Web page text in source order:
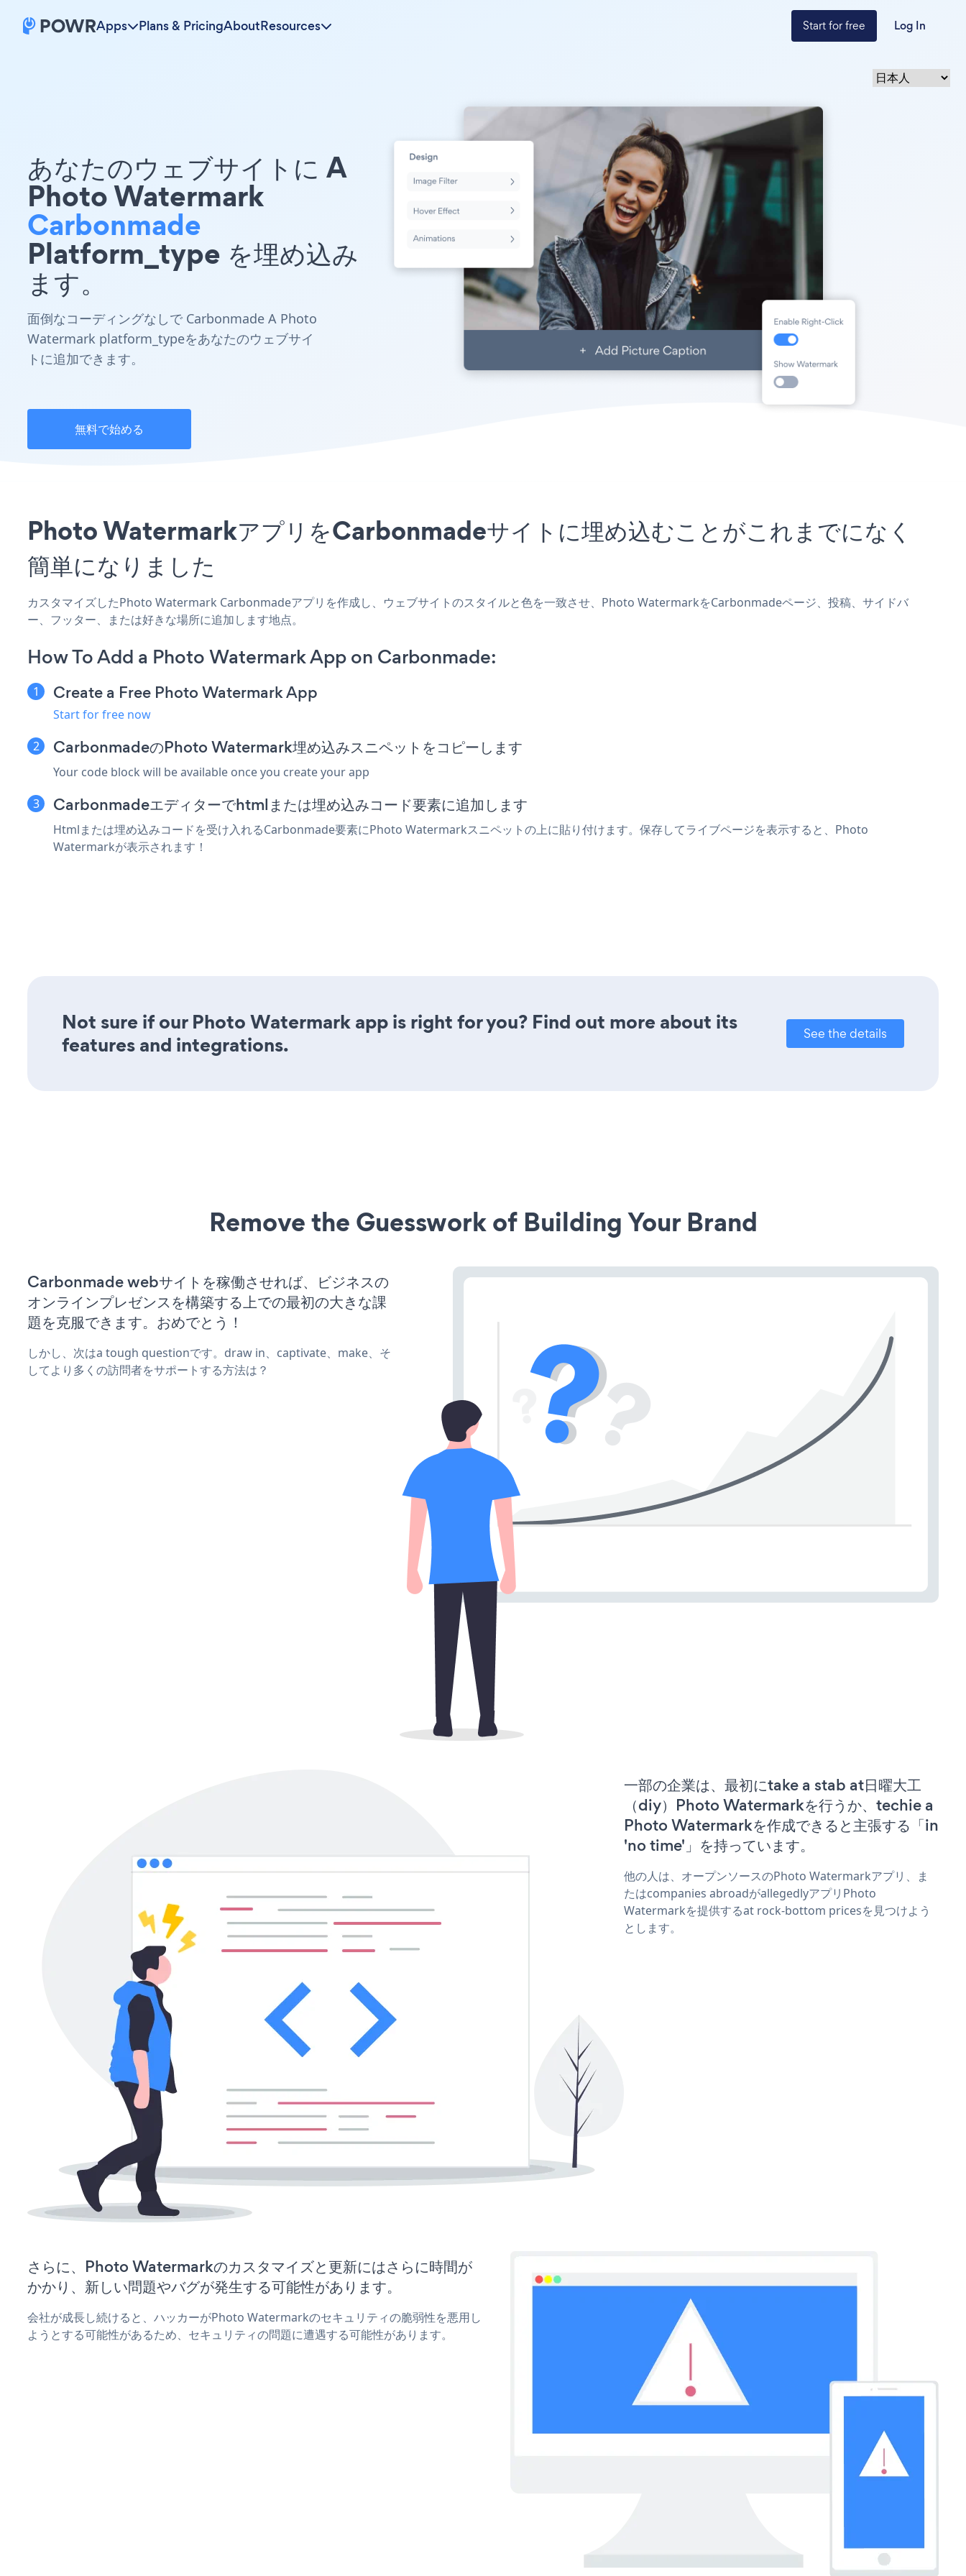
Apps Plans & PricingAboutResources Start for free Log In
あなたのウェブサイトに A
Photo Watermark
Carbonmade
Platform_type を埋め込み
ます。
面倒なコーディングなしで Carbonmade A Photo
Watermark platform_typeをあなたのウェブサイ
トに追加できます。
無料で始める
Photo WatermarkアプリをCarbonmadeサイトに埋め込むことがこれまでになく
簡単になりました
カスタマイズしたPhoto Watermark Carbonmadeアプリを作成し、ウェブサイトのスタイルと色を一致させ、Photo WatermarkをCarbonmadeページ、投稿、サイドバ
ー、フッター、または好きな場所に追加します地点。
How To Add a Photo Watermark App on Carbonmade:
Create a Free Photo Watermark App
Start for free now
CarbonmadeのPhoto Watermark埋め込みスニペットをコピーします
Your code block will be available once you create your app
Carbonmadeエディターでhtmlまたは埋め込みコード要素に追加します
Htmlまたは埋め込みコードを受け入れるCarbonmade要素にPhoto Watermarkスニペットの上に貼り付けます。保存してライブページを表示すると、Photo
Watermarkが表示されます！
Not sure if our Photo Watermark app is right for you? Find out more about its
features and integrations.
See the details
Remove the Guesswork of Building Your Brand
Carbonmade webサイトを稼働させれば、ビジネスの
オンラインプレゼンスを構築する上での最初の大きな課
題を克服できます。おめでとう！
しかし、次はa tough questionです。draw in、captivate、make、そ
してより多くの訪問者をサポートする方法は？
一部の企業は、最初にtake a stab at日曜大工
（diy）Photo Watermarkを行うか、techie a
Photo Watermarkを作成できると主張する「in
'no time'」を持っています。
他の人は、オープンソースのPhoto Watermarkアプリ、ま
たはcompanies abroadがallegedlyアプリPhoto
Watermarkを提供するat rock-bottom pricesを見つけよう
とします。
さらに、Photo Watermarkのカスタマイズと更新にはさらに時間が
かかり、新しい問題やバグが発生する可能性があります。
会社が成長し続けると、ハッカーがPhoto Watermarkのセキュリティの脆弱性を悪用し
ようとする可能性があるため、セキュリティの問題に遭遇する可能性があります。